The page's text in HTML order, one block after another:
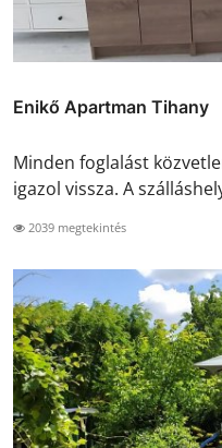
Enikő Apartman Tihany
Minden foglalást
igazol vissza. A
2039 megtekintés